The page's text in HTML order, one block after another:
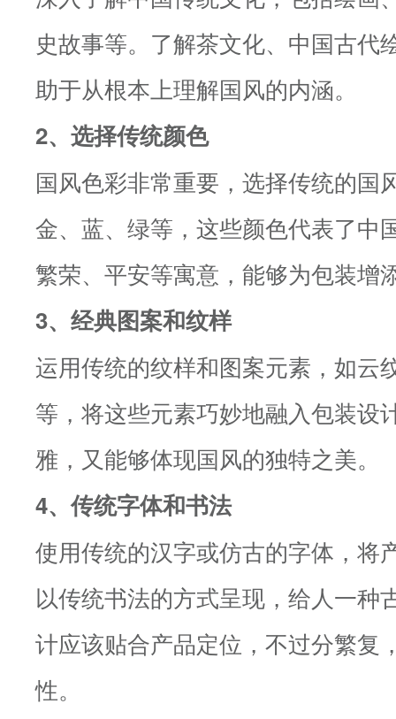
史故事等。了解茶文化、中国古代
助于从根本上理解国风的内涵。
2、选择传统颜色
国风色彩非常重要，选择传统的国
金、蓝、绿等，这些颜色代表了中
繁荣、平安等寓意，能够为包装增
3、经典图案和纹样
运用传统的纹样和图案元素，如云
等，将这些元素巧妙地融入包装设
雅，又能够体现国风的独特之美。
4、传统字体和书法
使用传统的汉字或仿古的字体，将
以传统书法的方式呈现，给人一种
计应该贴合产品定位，不过分繁复
性。